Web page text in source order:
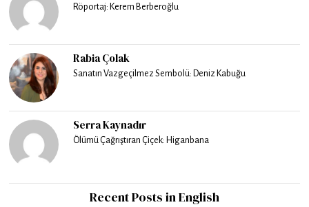
Röportaj: Kerem Berberoğlu
Rabia Çolak
Sanatın Vazgeçilmez Sembolü: Deniz Kabuğu
Serra Kaynadır
Ölümü Çağrıştıran Çiçek: Higanbana
Recent Posts in English